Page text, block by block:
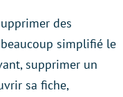
des
simplifié le
supprimer un
sa fiche,